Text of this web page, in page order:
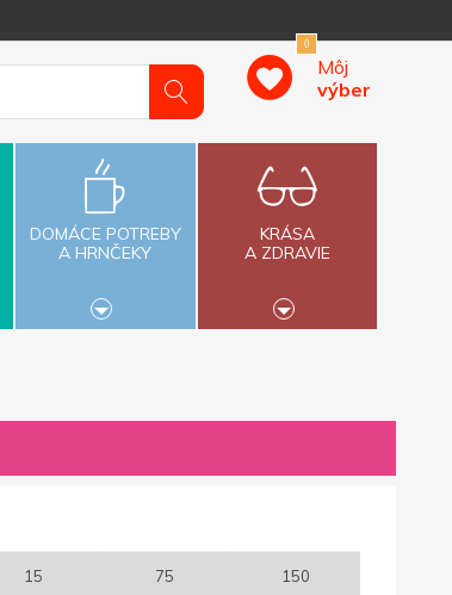
0
Môj
výber
DOMÁCE POTREBY
A HRNČEKY
KRÁSA
A ZDRAVIE
15 75 150